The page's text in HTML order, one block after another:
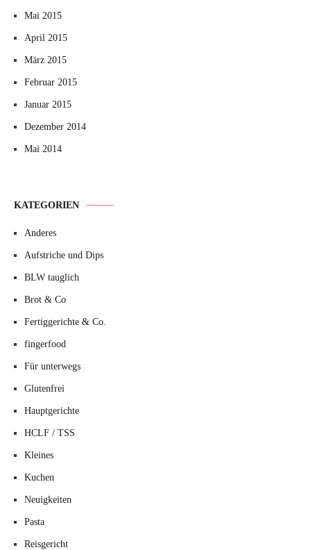
Mai 2015
April 2015
März 2015
Februar 2015
Januar 2015
Dezember 2014
Mai 2014
KATEGORIEN
Anderes
Aufstriche und Dips
BLW tauglich
Brot & Co
Fertiggerichte & Co.
fingerfood
Für unterwegs
Glutenfrei
Hauptgerichte
HCLF / TSS
Kleines
Kuchen
Neuigkeiten
Pasta
Reisgericht